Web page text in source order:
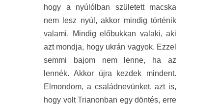
hogy a nyúlólban született macska
nem lesz nyúl, akkor mindig történik
valami. Mindig előbukkan valaki, aki
azt mondja, hogy ukrán vagyok. Ezzel
semmi bajom nem lenne, ha az
lennék. Akkor újra kezdek mindent.
Elmondom, a családnevünket, azt is,
hogy volt Trianonban egy döntés, erre